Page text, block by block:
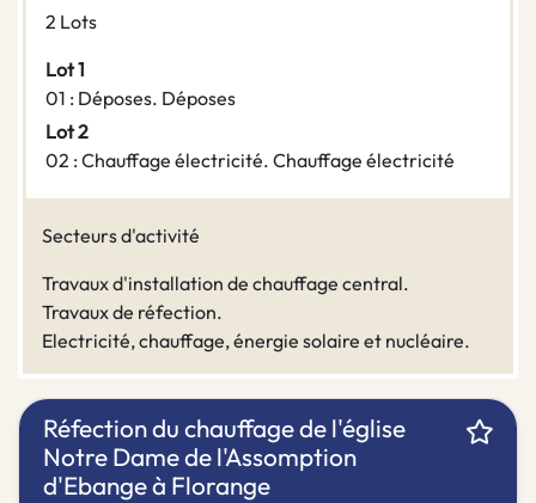
2 Lots
Lot 1
01 : Déposes. Déposes
Lot 2
02 : Chauffage électricité. Chauffage électricité
Secteurs d'activité
Travaux d'installation de chauffage central.
Travaux de réfection.
Electricité, chauffage, énergie solaire et nucléaire.
Réfection du chauffage de l'église
Notre Dame de l'Assomption
d'Ebange à Florange